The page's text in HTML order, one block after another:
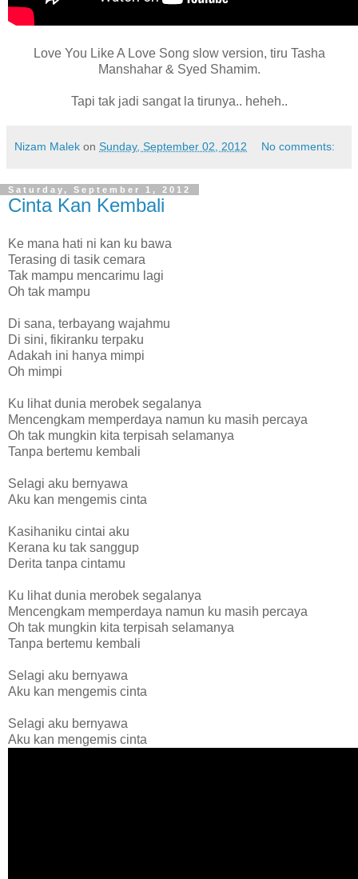
Love You Like A Love Song slow version, tiru Tasha
Manshahar & Syed Shamim.
Tapi tak jadi sangat la tirunya.. heheh..
Nizam Malek on Sunday, September 02, 2012 No comments:
Saturday, September 1, 2012
Cinta Kan Kembali
Ke mana hati ni kan ku bawa
Terasing di tasik cemara
Tak mampu mencarimu lagi
Oh tak mampu
Di sana, terbayang wajahmu
Di sini, fikiranku terpaku
Adakah ini hanya mimpi
Oh mimpi
Ku lihat dunia merobek segalanya
Mencengkam memperdaya namun ku masih percaya
Oh tak mungkin kita terpisah selamanya
Tanpa bertemu kembali
Selagi aku bernyawa
Aku kan mengemis cinta
Kasihaniku cintai aku
Kerana ku tak sanggup
Derita tanpa cintamu
Ku lihat dunia merobek segalanya
Mencengkam memperdaya namun ku masih percaya
Oh tak mungkin kita terpisah selamanya
Tanpa bertemu kembali
Selagi aku bernyawa
Aku kan mengemis cinta
Selagi aku bernyawa
Aku kan mengemis cinta